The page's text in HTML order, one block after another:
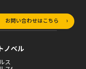
お問い合わせはこちら
ノベル
ス